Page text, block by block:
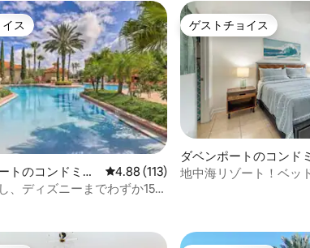
つ星の平均評価
ス
ス
トのコンドミニ
レビュー113件、5つ星中4.88つ星の
4.88 (113)
、ディズニーまでわずか15
ゲストチョイス
ゲストチョイス
ダベンポートのコンド
ム
地中海リゾート！ベッ